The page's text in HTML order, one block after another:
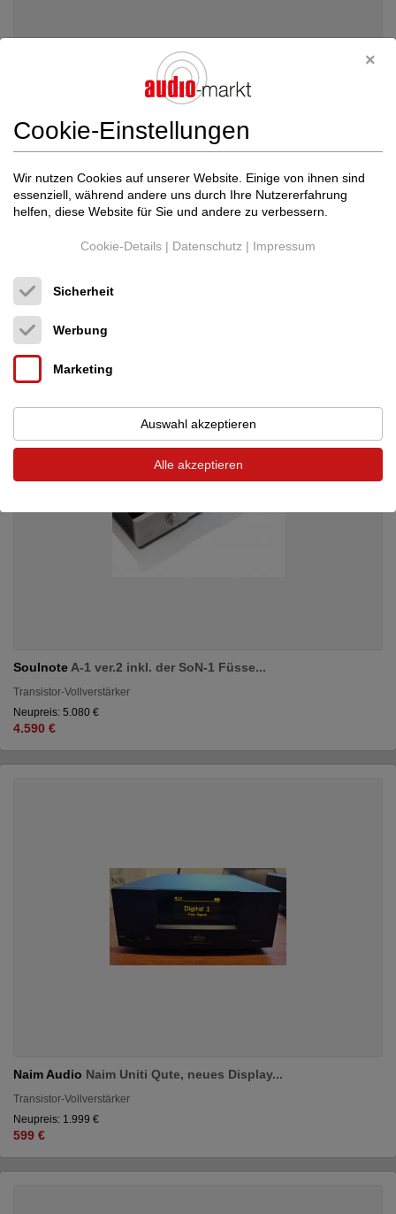
Transistor-Vollverstärker
Neupreis: 9.080 €
8.590 €
Soulnote A-1 ver.2 inkl. der SoN-1 Füsse...
Transistor-Vollverstärker
Neupreis: 5.080 €
4.590 €
Naim Audio Naim Uniti Qute, neues Display...
Transistor-Vollverstärker
Neupreis: 1.999 €
599 €
Cookie-Einstellungen
Wir nutzen Cookies auf unserer Website. Einige von ihnen sind
essenziell, während andere uns durch Ihre Nutzererfahrung
helfen, diese Website für Sie und andere zu verbessern.
Cookie-Details | Datenschutz | Impressum
Sicherheit
Werbung
Marketing
Auswahl akzeptieren
Alle akzeptieren